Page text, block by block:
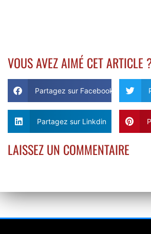
VOUS AVEZ AIMÉ CET ARTICLE
Partagez sur Facebook
Partagez sur Linkdin
LAISSEZ UN COMMENTAIRE